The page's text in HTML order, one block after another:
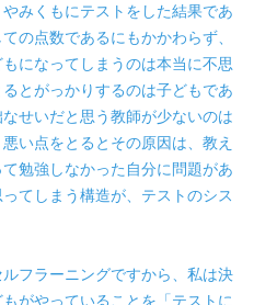
みくもにテストをした結果であ
の点数であるにもかかわらず、
になってしまうのは本当に不思
とがっかりするのは子どもであ
せいだと思う教師が少ないのは
い点をとるとその原因は、教え
勉強しなかった自分に問題があ
てしまう構造が、テストのシス
フラーニングですから、私は決